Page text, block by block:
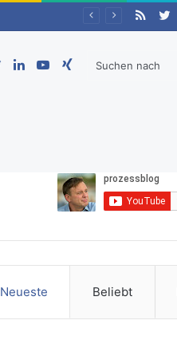
RSS
Xing
YouTube
LinkedIn
Twitter
Neueste Beliebt